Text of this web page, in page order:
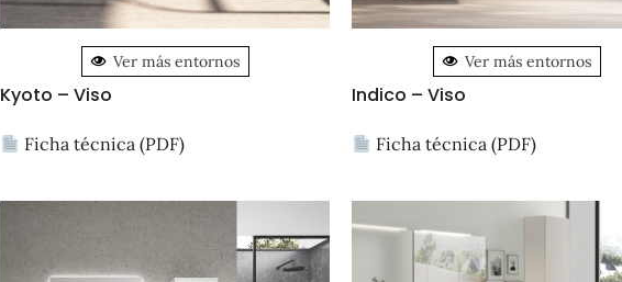
Ver más entornos
Kyoto – Viso
Ficha técnica (PDF)
Ver más entornos
Indico – Viso
Ficha técnica (PDF)